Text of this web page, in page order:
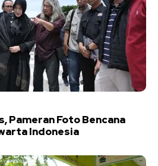
Pameran Foto Bencana
Indonesia